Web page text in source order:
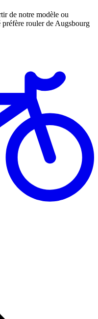
de notre modèle ou
rouler de Augsbourg